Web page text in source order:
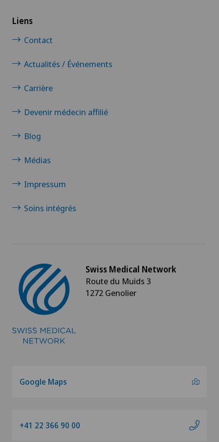
Liens
Contact
Actualités / Événements
Carrière
Devenir médecin affilié
Blog
Médias
Impressum
Soins intégrés
Swiss Medical Network
Route du Muids 3
1272 Genolier
Google Maps
+41 22 366 90 00